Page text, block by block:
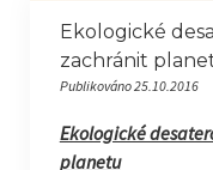
Ekologické
zachránit
Publikováno 25.10.2016
Ekologické
planetu